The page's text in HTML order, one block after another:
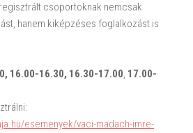
csoportoknak nemcsak
hanem kiképzéses foglalkozást is
16.00-16.30, 16.30-17.00, 17.00-
esemenyek/vaci-madach-imre-